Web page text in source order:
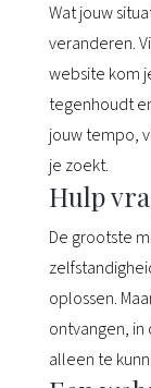
Wat jouw
veranderen.
website kom
tegenhoudt
jouw tempo,
je zoekt.
Hulp
De grootste
oplossen.
ontvangen,
alleen te